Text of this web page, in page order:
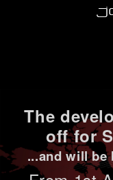
The
off for
...and will be